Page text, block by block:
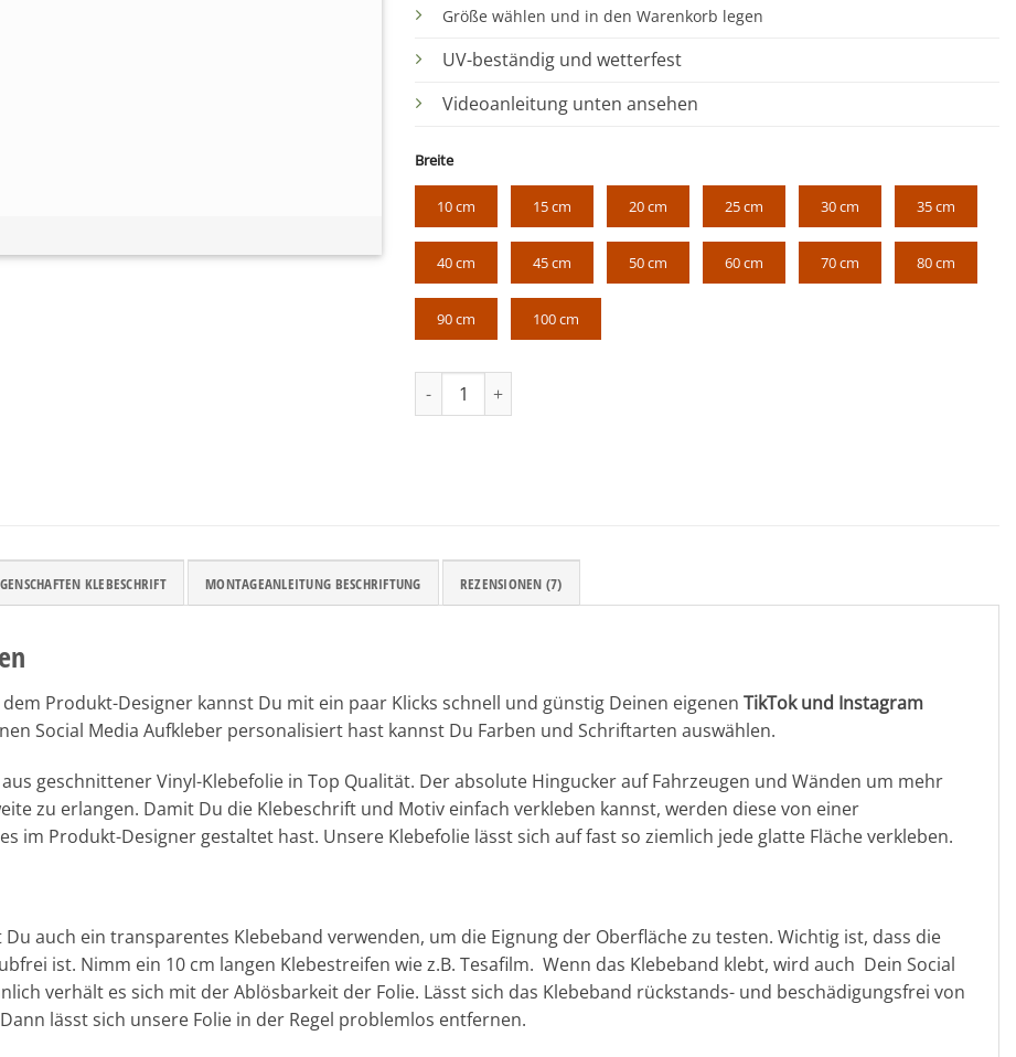
Größe wählen und in den Warenkorb legen
UV-beständig und wetterfest
Videoanleitung unten ansehen
Breite
10 cm 15 cm 20 cm 25 cm 30 cm 35 cm
40 cm 45 cm 50 cm 60 cm 70 cm 80 cm
90 cm 100 cm
Social Media Aufkleber Menge
KLEBESCHRIFT MONTAGEANLEITUNG BESCHRIFTUNG REZENSIONEN (7)
Produkt-Designer kannst Du mit ein paar Klicks schnell und günstig Deinen eigenen TikTok und Instagram
Social Media Aufkleber personalisiert hast kannst Du Farben und Schriftarten auswählen.
geschnittener Vinyl-Klebefolie in Top Qualität. Der absolute Hingucker auf Fahrzeugen und Wänden um mehr
zu erlangen. Damit Du die Klebeschrift und Motiv einfach verkleben kannst, werden diese von einer
im Produkt-Designer gestaltet hast. Unsere Klebefolie lässt sich auf fast so ziemlich jede glatte Fläche verkleben.
auch ein transparentes Klebeband verwenden, um die Eignung der Oberfläche zu testen. Wichtig ist, dass die
ist. Nimm ein 10 cm langen Klebestreifen wie z.B. Tesafilm. Wenn das Klebeband klebt, wird auch Dein Social
verhält es sich mit der Ablösbarkeit der Folie. Lässt sich das Klebeband rückstands- und beschädigungsfrei von
lässt sich unsere Folie in der Regel problemlos entfernen.